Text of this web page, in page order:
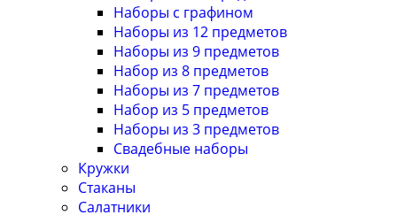
Наборы с графином
Наборы из 12 предметов
Наборы из 9 предметов
Набор из 8 предметов
Наборы из 7 предметов
Набор из 5 предметов
Наборы из 3 предметов
Свадебные наборы
Кружки
Стаканы
Салатники